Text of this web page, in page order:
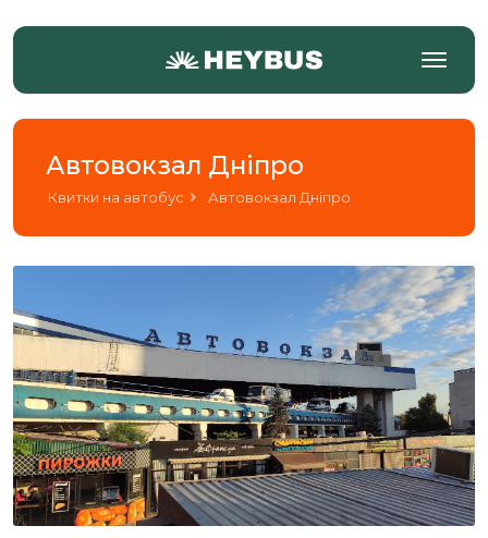
Автовокзал Дніпро
Квитки на автобус Автовокзал Дніпро